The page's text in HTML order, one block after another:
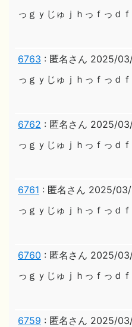
っｇｙじゅｊｈっｆっｄ
6763 : 匿名さん 2025/
っｇｙじゅｊｈっｆっｄ
6762 : 匿名さん 2025/
っｇｙじゅｊｈっｆっｄ
6761 : 匿名さん 2025/
っｇｙじゅｊｈっｆっｄ
6760 : 匿名さん 2025/
っｇｙじゅｊｈっｆっｄ
6759 : 匿名さん 2025/